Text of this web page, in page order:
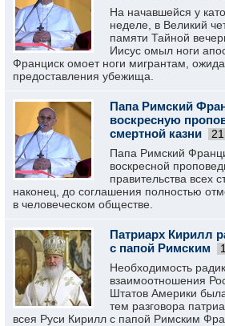
На начавшейся у
неделе, в Великий
памяти Тайной
Иисус омыл ноги
Франциск омоет ноги мигрантам,
предоставления убежища.
Папа Римский
воскресную
смертной казни
Папа Римский
воскресной
правительства всех
наконец, до соглашения полностью
в человеческом обществе.
Патриарх Кирилл
с папой Римским
Необходимость
взаимоотношения
Штатов Америки
тем разговора
всея Руси Кирилл с папой Римским